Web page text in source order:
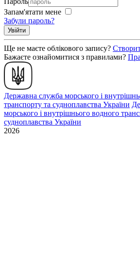
Запам'ятати мене
Забули пароль?
Увійти
Ще не маєте облікового запису?
Бажаєте ознайомитися з правилами?
Державна служба морського і
транспорту та судноплавства України
морського і внутрішнього водного
судноплавства України
2026